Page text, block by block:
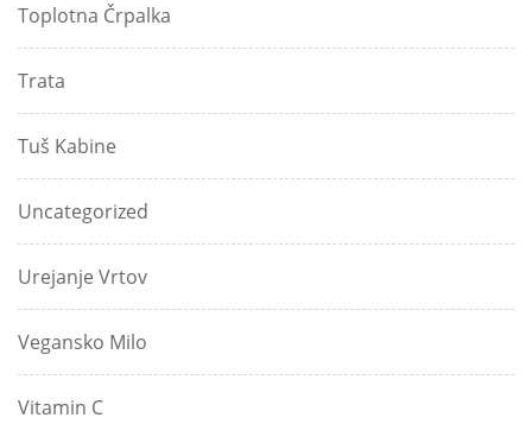
Toplotna Črpalka
Trata
Tuš Kabine
Uncategorized
Urejanje Vrtov
Vegansko Milo
Vitamin C